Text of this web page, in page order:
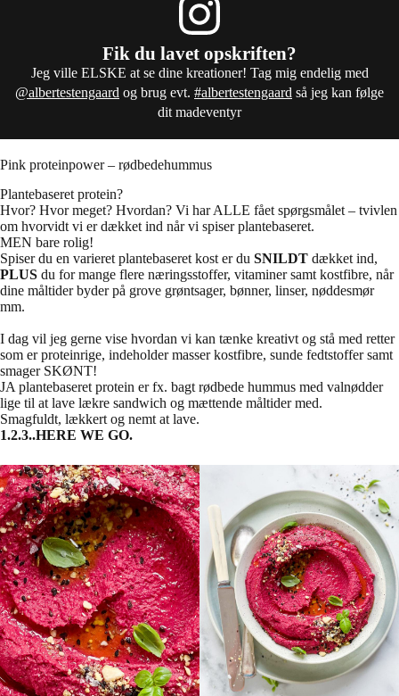
Fik du lavet opskriften?
Jeg ville ELSKE at se dine kreationer! Tag mig endelig med
@albertestengaard og brug evt. #albertestengaard så jeg kan følge
dit madeventyr
Pink proteinpower – rødbedehummus
Plantebaseret protein?
Hvor? Hvor meget? Hvordan? Vi har ALLE fået spørgsmålet – tvivlen
om hvorvidt vi er dækket ind når vi spiser plantebaseret.
MEN bare rolig!
Spiser du en varieret plantebaseret kost er du SNILDT dækket ind,
PLUS du for mange flere næringsstoffer, vitaminer samt kostfibre, når
dine måltider byder på grove grøntsager, bønner, linser, nøddesmør
mm.
I dag vil jeg gerne vise hvordan vi kan tænke kreativt og stå med retter
som er proteinrige, indeholder masser kostfibre, sunde fedtstoffer samt
smager SKØNT!
JA plantebaseret protein er fx. bagt rødbede hummus med valnødder
lige til at lave lækre sandwich og mættende måltider med.
Smagfuldt, lækkert og nemt at lave.
1.2.3..HERE WE GO.